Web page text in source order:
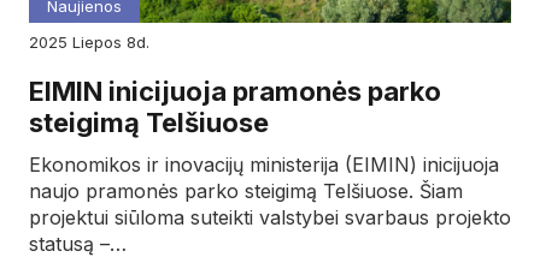
Naujienos
2025
liepos 8d.
EIMIN inicijuoja pramonės parko
steigimą Telšiuose
Ekonomikos ir inovacijų ministerija (EIMIN) inicijuoja
naujo pramonės parko steigimą Telšiuose. Šiam
projektui siūloma suteikti valstybei svarbaus projekto
statusą –…